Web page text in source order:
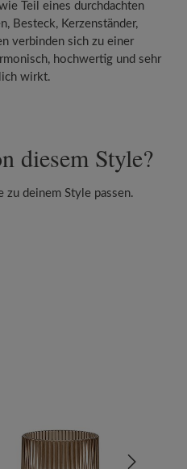
Teil eines durchdachten
Besteck, Kerzenständer,
verbinden sich zu einer
hochwertig und sehr
wirkt.
diesem Style?
zu deinem Style passen.